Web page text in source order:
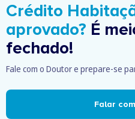
Crédito
aprovado? É
fechado!
Fale com o Doutor e prepare-se
Falar